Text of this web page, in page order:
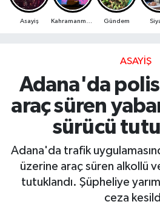
Asayiş Gündem
ASAYIŞ
Adana'da
araç süren
sürücü
Adana'da trafik
üzerine araç süren alkollü
tutuklandı. Şüpheliye
ceza
Çevre
Ekonomi
Genel
Güncel
Haberde İnsan
Kahramanmaraş Trafik
Süper Lig Puan Durumu ve
Tüm Manşetler
Son Dakika Haberleri
Haber Arşivi